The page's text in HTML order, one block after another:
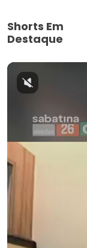
Shorts Em
Destaque